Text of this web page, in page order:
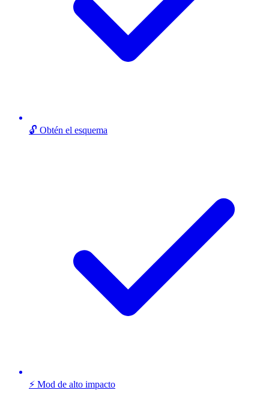
🔓 Obtén el esquema
⚡ Mod de alto impacto